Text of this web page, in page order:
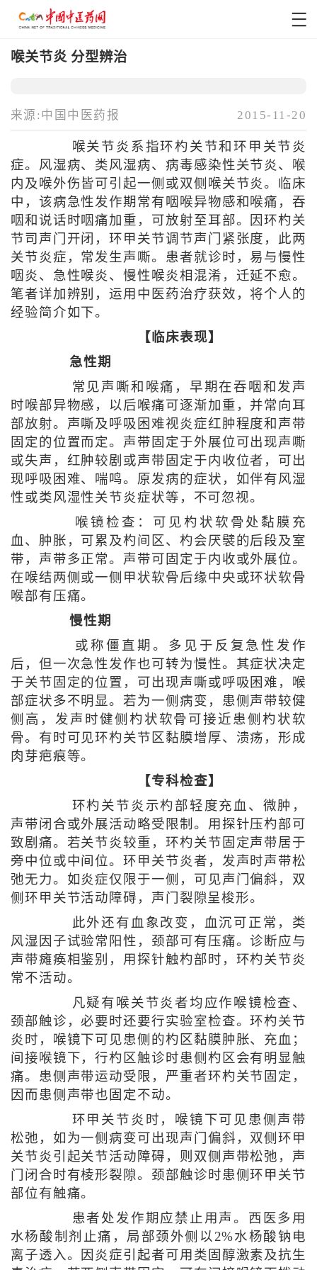
喉关节炎 分型辨治
来源:中国中医药报 2015-11-20
喉关节炎系指环杓关节和环甲关节炎
症。风湿病、类风湿病、病毒感染性关节炎、喉
内及喉外伤皆可引起一侧或双侧喉关节炎。临床
中，该病急性发作期常有咽喉异物感和喉痛，吞
咽和说话时咽痛加重，可放射至耳部。因环杓关
节司声门开闭，环甲关节调节声门紧张度，此两
关节炎症，常发生声嘶。患者就诊时，易与慢性
咽炎、急性喉炎、慢性喉炎相混淆，迁延不愈。
笔者详加辨别，运用中医药治疗获效，将个人的
经验简介如下。
【临床表现】
急性期
常见声嘶和喉痛，早期在吞咽和发声
时喉部异物感，以后喉痛可逐渐加重，并常向耳
部放射。声嘶及呼吸困难视炎症红肿程度和声带
固定的位置而定。声带固定于外展位可出现声嘶
或失声，红肿较剧或声带固定于内收位者，可出
现呼吸困难、喘鸣。原发病的症状，如伴有风湿
性或类风湿性关节炎症状等，不可忽视。
喉镜检查：可见杓状软骨处黏膜充
血、肿胀，可累及杓间区、杓会厌襞的后段及室
带，声带多正常。声带可固定于内收或外展位。
在喉结两侧或一侧甲状软骨后缘中央或环状软骨
喉部有压痛。
慢性期
或称僵直期。多见于反复急性发作
后，但一次急性发作也可转为慢性。其症状决定
于关节固定的位置，可出现声嘶或呼吸困难，喉
部症状多不明显。若为一侧病变，患侧声带较健
侧高，发声时健侧杓状软骨可接近患侧杓状软
骨。有时可见环杓关节区黏膜增厚、溃疡，形成
肉芽疤痕等。
【专科检查】
环杓关节炎示杓部轻度充血、微肿，
声带闭合或外展活动略受限制。用探针压杓部可
致剧痛。若关节炎较重，环杓关节固定声带居于
旁中位或中间位。环甲关节炎者，发声时声带松
弛无力。如炎症仅限于一侧，可见声门偏斜，双
侧环甲关节活动障碍，声门裂隙呈梭形。
此外还有血象改变，血沉可正常，类
风湿因子试验常阳性，颈部可有压痛。诊断应与
声带瘫痪相鉴别，用探针触杓部时，环杓关节炎
常不活动。
凡疑有喉关节炎者均应作喉镜检查、
颈部触诊，必要时还要行实验室检查。环杓关节
炎时，喉镜下可见患侧的杓区黏膜肿胀、充血；
间接喉镜下，行杓区触诊时患侧杓区会有明显触
痛。患侧声带运动受限，严重者环杓关节固定，
因而患侧声带也固定不动。
环甲关节炎时，喉镜下可见患侧声带
松弛，如为一侧病变可出现声门偏斜，双侧环甲
关节炎引起关节活动障碍，则双侧声带松弛，声
门闭合时有棱形裂隙。颈部触诊时患侧环甲关节
部位有触痛。
患者处发作期应禁止用声。西医多用
水杨酸制剂止痛，局部颈外侧以2%水杨酸钠电
离子透入。因炎症引起者可用类固醇激素及抗生